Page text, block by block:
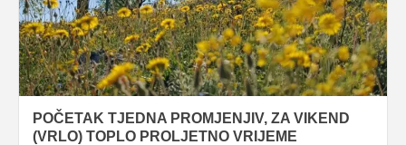
POČETAK TJEDNA PROMJENJIV, ZA VIKEND
(VRLO) TOPLO PROLJETNO VRIJEME